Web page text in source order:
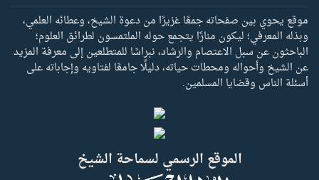
موقع يحوي بين صفحاته جمعًا غزيرًا من دعوة الشيخ، وعطائه العلمي،
وبذله المعرفي؛ ليكون منارًا يتجمع حوله الملتمسون لطرائق العلوم؛
الباحثون عن سبل الاعتصام والرشاد، نبراسًا للمتطلعين إلى معرفة المزيد
عن الشيخ وأحواله ومحطات حياته، دليلًا جامعًا لفتاويه وإجاباته على
أسئلة الناس وقضايا المسلمين.
الموقع الرسمي لسماحة الشيخ